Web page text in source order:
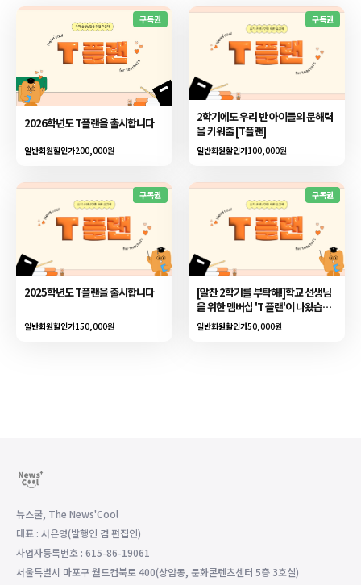
구독권
2026학년도 T플랜을 출시합니다
일반회원할인가200,000원
구독권
2학기에도 우리 반 아이들의 문해력
을 키워줄 [T플랜]
일반회원할인가100,000원
구독권
2025학년도 T플랜을 출시합니다
일반회원할인가150,000원
구독권
[알찬 2학기를 부탁해!]학교 선생님
을 위한 멤버십 'T 플랜'이 나왔습니
다
일반회원할인가50,000원
뉴스쿨, The News'Cool
대표 : 서은영(발행인 겸 편집인)
사업자등록번호 : 615-86-19061
서울특별시 마포구 월드컵북로 400(상암동, 문화콘텐츠센터 5층 3호실)